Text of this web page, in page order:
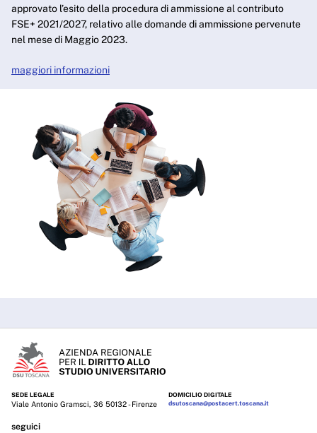
approvato l’esito della procedura di ammissione al contributo
FSE+ 2021/2027, relativo alle domande di ammissione pervenute
nel mese di Maggio 2023.
maggiori informazioni
SEDE LEGALE
Viale Antonio Gramsci, 36 50132 - Firenze
DOMICILIO DIGITALE
dsutoscana@postacert.toscana.it
seguici